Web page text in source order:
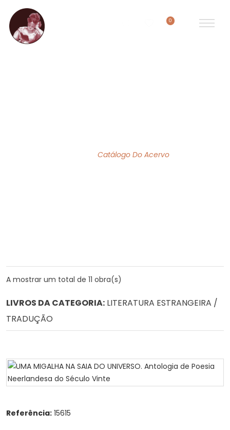
0
Catálogo Do Acervo
A mostrar um total de 11 obra(s)
LIVROS DA CATEGORIA: LITERATURA ESTRANGEIRA /
TRADUÇÃO
Referência: 15615